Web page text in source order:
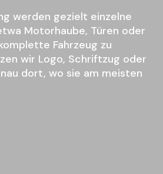
werden gezielt einzelne
Motorhaube, Türen oder
Fahrzeug zu
wir Logo, Schriftzug oder
dort, wo sie am meisten